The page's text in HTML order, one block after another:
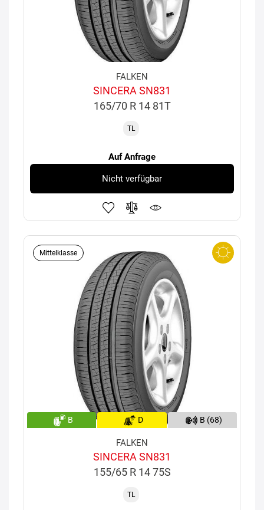
FALKEN
SINCERA SN831
165/70 R 14 81T
TL
Auf Anfrage
Nicht verfügbar
Mittelklasse
B D B (68)
FALKEN
SINCERA SN831
155/65 R 14 75S
TL